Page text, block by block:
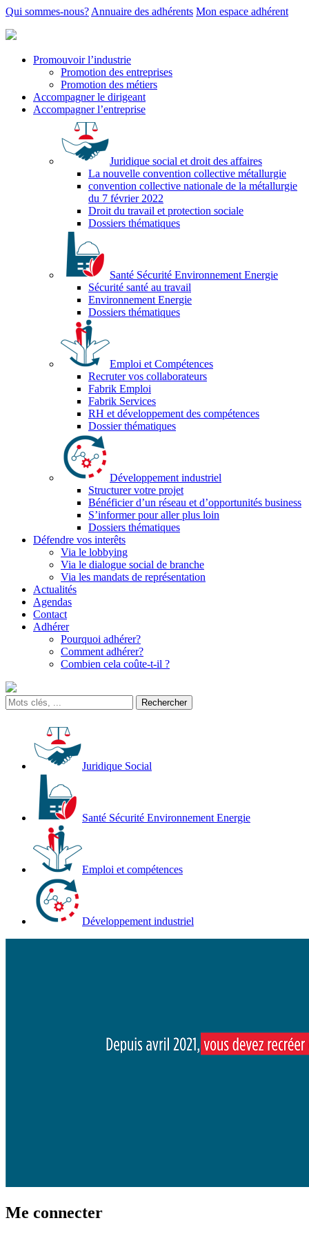
Qui sommes-nous? Annuaire des adhérents Mon espace adhérent
Promouvoir l’industrie
Promotion des entreprises
Promotion des métiers
Accompagner le dirigeant
Accompagner l’entreprise
Juridique social et droit des affaires
La nouvelle convention collective métallurgie
convention collective nationale de la métallurgie
du 7 février 2022
Droit du travail et protection sociale
Dossiers thématiques
Santé Sécurité Environnement Energie
Sécurité santé au travail
Environnement Energie
Dossiers thématiques
Emploi et Compétences
Recruter vos collaborateurs
Fabrik Emploi
Fabrik Services
RH et développement des compétences
Dossier thématiques
Développement industriel
Structurer votre projet
Bénéficier d’un réseau et d’opportunités business
S’informer pour aller plus loin
Dossiers thématiques
Défendre vos interêts
Via le lobbying
Via le dialogue social de branche
Via les mandats de représentation
Actualités
Agendas
Contact
Adhérer
Pourquoi adhérer?
Comment adhérer?
Combien cela coûte-t-il ?
Juridique Social
Santé Sécurité Environnement Energie
Emploi et compétences
Développement industriel
Me connecter